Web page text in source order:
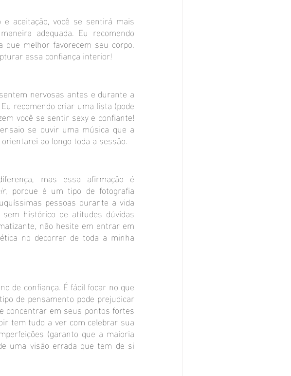
aceitação, você se sentirá mais
adequada. Eu recomendo
melhor favorecem seu corpo.
essa confiança interior!
nervosas antes e durante a
recomendo criar uma lista (pode
você se sentir sexy e confiante!
se ouvir uma música que a
ao longo toda a sessão.
mas essa afirmação é
, porque é um tipo de fotografia
pessoas durante a vida
histórico de atitudes dúvidas
não hesite em entrar em
no decorrer de toda a minha
de confiança. É fácil focar no que
de pensamento pode prejudicar
concentrar em seus pontos fortes
tem tudo a ver com celebrar sua
(garanto que a maioria
uma visão errada que tem de si